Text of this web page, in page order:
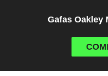
Gafas Oakley